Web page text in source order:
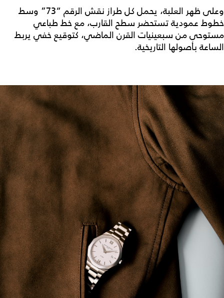
وعلى ظهر العلبة، يحمل كل طراز نقش الرقم “73” وسط
خطوط عمودية تستحضر سطح القارب، مع خط طباعي
مستوحى من سبعينيات القرن الماضي، كتوقيع خفي يربط
الساعة بأصولها التاريخية.